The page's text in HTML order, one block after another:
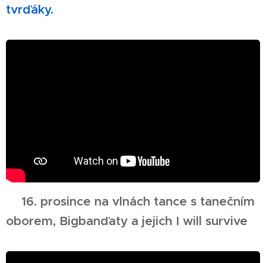
tvrďáky.
16. prosince na vlnách tance s tanečním
oborem, Bigbanďaty a jejich I will survive